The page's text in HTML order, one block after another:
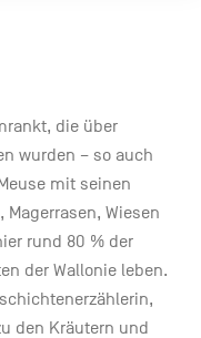
die über
wurden – so auch
mit seinen
Wiesen
rund 80 % der
der Wallonie leben.
den Kräutern und